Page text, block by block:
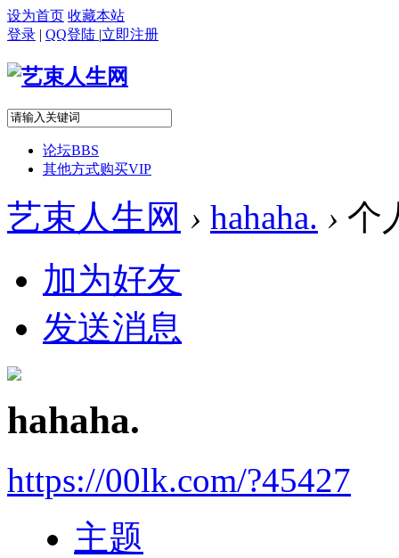
设为首页 收藏本站
登录 | QQ登陆 |立即注册
论坛BBS
其他方式购买VIP
艺束人生网 › hahaha. › 个
加为好友
发送消息
hahaha.
https://00lk.com/?45427
主题